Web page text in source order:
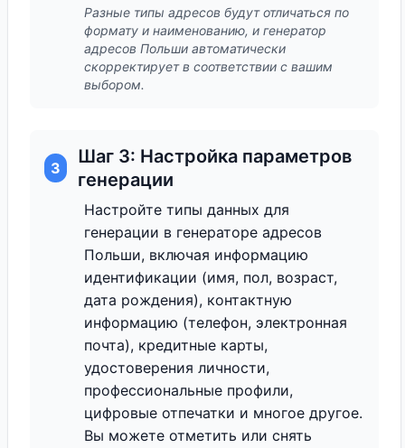
Разные типы адресов будут отличаться по
формату и наименованию, и генератор
адресов Польши автоматически
скорректирует в соответствии с вашим
выбором.
3
Шаг 3: Настройка параметров
генерации
Настройте типы данных для
генерации в генераторе адресов
Польши, включая информацию
идентификации (имя, пол, возраст,
дата рождения), контактную
информацию (телефон, электронная
почта), кредитные карты,
удостоверения личности,
профессиональные профили,
цифровые отпечатки и многое другое.
Вы можете отметить или снять